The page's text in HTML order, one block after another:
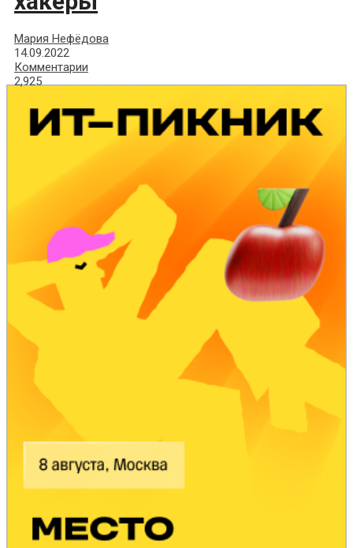
Мария Нефёдова
14.09.2022
Комментарии
2,925